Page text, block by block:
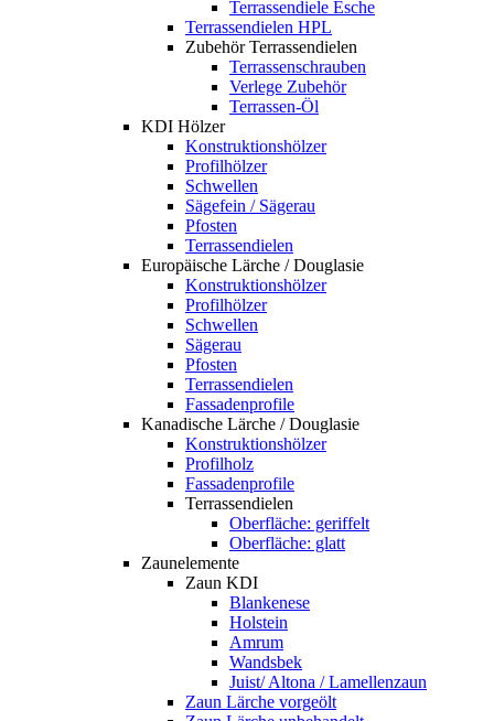
Terrassendiele Esche
Terrassendielen HPL
Zubehör Terrassendielen
Terrassenschrauben
Verlege Zubehör
Terrassen-Öl
KDI Hölzer
Konstruktionshölzer
Profilhölzer
Schwellen
Sägefein / Sägerau
Pfosten
Terrassendielen
Europäische Lärche / Douglasie
Konstruktionshölzer
Profilhölzer
Schwellen
Sägerau
Pfosten
Terrassendielen
Fassadenprofile
Kanadische Lärche / Douglasie
Konstruktionshölzer
Profilholz
Fassadenprofile
Terrassendielen
Oberfläche: geriffelt
Oberfläche: glatt
Zaunelemente
Zaun KDI
Blankenese
Holstein
Amrum
Wandsbek
Juist/ Altona / Lamellenzaun
Zaun Lärche vorgeölt